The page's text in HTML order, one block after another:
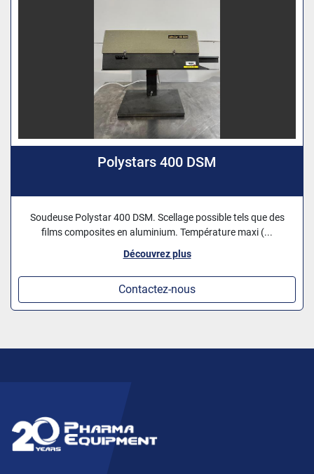
Polystars 400 DSM
Soudeuse Polystar 400 DSM. Scellage possible tels que des
films composites en aluminium. Température maxi (...
Découvrez plus
Contactez-nous